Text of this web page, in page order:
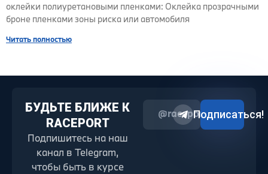
оклейки полиуретановыми пленками: Оклейка прозрачными
броне пленками зоны риска или автомобиля
Читать полностью
БУДЬТЕ БЛИЖЕ К
RACEPORT
Подпишитесь на наш
канал в Telegram,
чтобы быть в курсе
@raceport2022
Подписаться!